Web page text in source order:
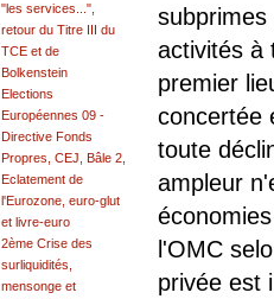
activités à
premier
concertée
toute
ampleur
l'OMC
privée est
"les services...",
retour du Titre III du
TCE et de
Bolkenstein
Elections
Européennes 09 -
Directive Fonds
Propres, CEJ, Bâle 2,
Eclatement de
l'Eurozone, euro-glut
et livre-euro
2ème Crise des
surliquidités,
mensonge et